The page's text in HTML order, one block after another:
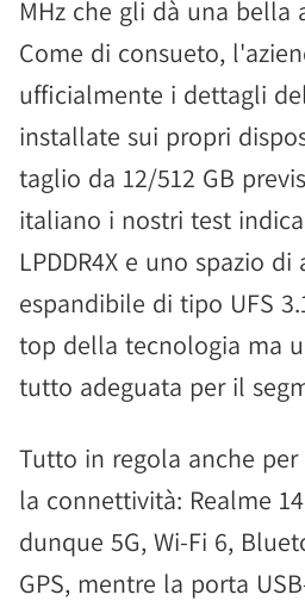
MHz che gli dà una bella
Come di consueto,
ufficialmente i dettagli
installate sui propri
taglio da 12/512 GB
italiano i nostri test
LPDDR4X e uno spazio
espandibile di tipo UFS
top della tecnologia ma
tutto adeguata per il
Tutto in regola anche
la connettività: Realme
dunque 5G, Wi-Fi 6,
GPS, mentre la porta